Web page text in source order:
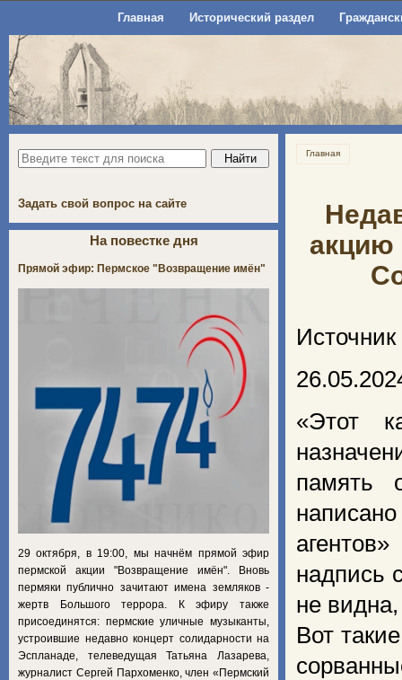
Главная Исторический раздел
Главная
акцию
Источник
«Этот
память
надпись
не
Вот
Задать свой вопрос на сайте
На повестке дня
Прямой эфир: Пермское "Возвращение имён"
29 октября, в 19:00, мы начнём прямой эфир
пермской акции "Возвращение имён". Вновь
пермяки публично зачитают имена земляков -
жертв Большого террора. К эфиру также
присоединятся: пермские уличные музыканты,
устроившие недавно концерт солидарности на
Эспланаде, телеведущая Татьяна Лазарева,
журналист Сергей Пархоменко, член «Пермский